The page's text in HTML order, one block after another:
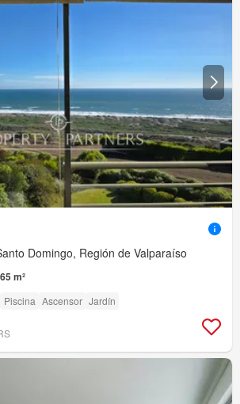
Domingo, Región de Valparaíso
65 m²
Piscina Ascensor Jardín